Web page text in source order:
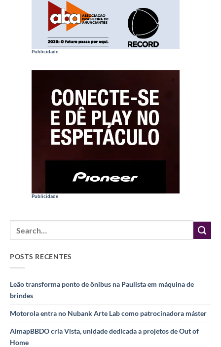
Publicidade
Publicidade
POSTS RECENTES
Leão transforma ponto de ônibus na Paulista em máquina de
brindes
Motorola entra no Nubank Arte Lab como patrocinadora máster
AlmapBBDO cria Vista, unidade dedicada a projetos de Out of
Home